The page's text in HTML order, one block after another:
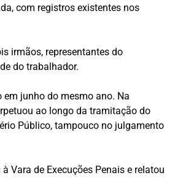
com registros existentes nos
irmãos, representantes do
do trabalhador.
junho do mesmo ano. Na
ao longo da tramitação do
Público, tampouco no julgamento
Vara de Execuções Penais e relatou